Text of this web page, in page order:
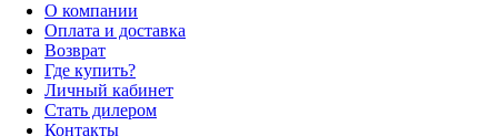
О компании
Оплата и доставка
Возврат
Где купить?
Личный кабинет
Стать дилером
Контакты